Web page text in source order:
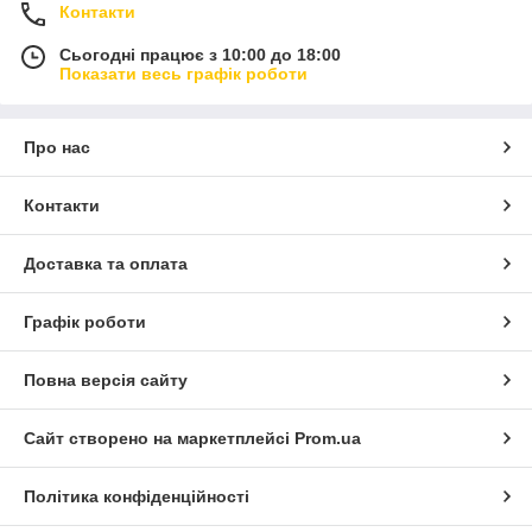
С уважением администрация магазина "A Women".
Контакти
Сьогодні працює з 10:00 до 18:00
Показати весь графік роботи
Про нас
Контакти
Доставка та оплата
Графік роботи
Повна версія сайту
Сайт створено на маркетплейсі Prom.ua
Політика конфіденційності